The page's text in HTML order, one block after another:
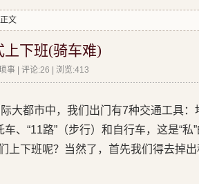
文
下班(骑车难)
事 | 评论:26 | 浏览:413
大都市中，我们出门有7种交通工具：
、“11路”（步行）和自行车，这是“私
上下班呢？ 当然了，首先我们得去掉